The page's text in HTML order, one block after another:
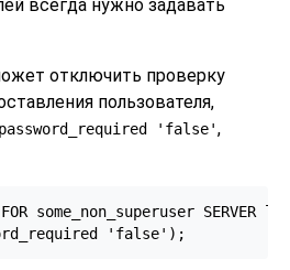
всегда нужно задавать
отключить проверку
пользователя,
password_required 'false',
FOR some_non_superuser SERVER
'false');